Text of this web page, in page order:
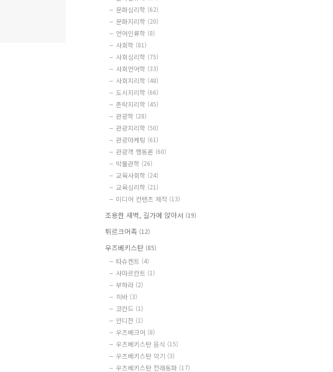
문화심리학 (62)
문화지리학 (20)
언어인류학 (8)
사회학 (81)
사회심리학 (75)
사회언어학 (33)
사회지리학 (48)
도시지리학 (66)
촌락지리학 (45)
관광학 (28)
관광지리학 (50)
관광마케팅 (61)
관광객 행동론 (60)
박물관학 (26)
교육사회학 (24)
교육심리학 (21)
미디어 컨텐츠 제작 (13)
조용한 새벽, 길가에 앉아서 (19)
튀르크어족 (12)
우즈베키스탄 (85)
타슈켄트 (4)
사마르칸트 (1)
부하라 (2)
히바 (3)
코칸드 (1)
안디잔 (1)
우즈베크어 (8)
우즈베키스탄 음식 (15)
우즈베키스탄 악기 (3)
우즈베키스탄 전래동화 (17)